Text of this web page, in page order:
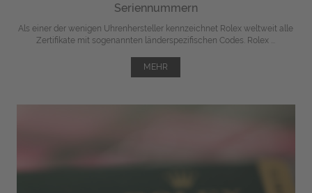
Seriennummern
Als einer der wenigen Uhrenhersteller kennzeichnet Rolex weltweit alle
Zertifikate mit sogenannten länderspezifischen Codes. Rolex ...
MEHR